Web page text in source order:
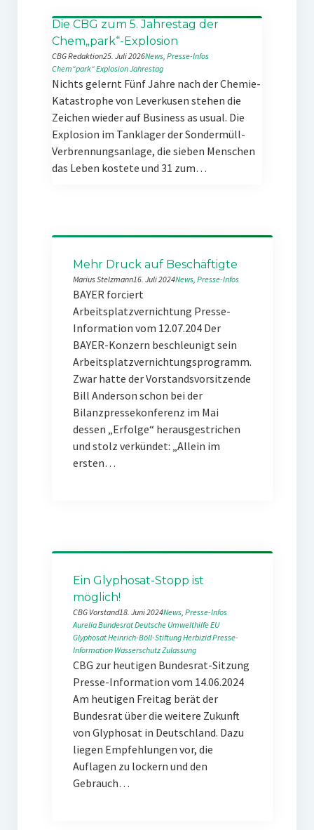
Die CBG zum 5. Jahrestag der
Chem„park“-Explosion
CBG Redaktion25. Juli 2026News, Presse-Infos
Chem“park“ExplosionJahrestag
Nichts gelernt Fünf Jahre nach der Chemie-
Katastrophe von Leverkusen stehen die
Zeichen wieder auf Business as usual. Die
Explosion im Tanklager der Sondermüll-
Verbrennungsanlage, die sieben Menschen
das Leben kostete und 31 zum…
Mehr Druck auf Beschäftigte
Marius Stelzmann16. Juli 2024News, Presse-Infos
BAYER forciert
Arbeitsplatzvernichtung Presse-
Information vom 12.07.204 Der
BAYER-Konzern beschleunigt sein
Arbeitsplatzvernichtungsprogramm.
Zwar hatte der Vorstandsvorsitzende
Bill Anderson schon bei der
Bilanzpressekonferenz im Mai
dessen „Erfolge“ herausgestrichen
und stolz verkündet: „Allein im
ersten…
Ein Glyphosat-Stopp ist
möglich!
CBG Vorstand18. Juni 2024News, Presse-Infos
AureliaBundesratDeutsche UmwelthilfeEU
GlyphosatHeinrich-Böll-StiftungHerbizidPresse-
Information WasserschutzZulassung
CBG zur heutigen Bundesrat-Sitzung
Presse-Information vom 14.06.2024
Am heutigen Freitag berät der
Bundesrat über die weitere Zukunft
von Glyphosat in Deutschland. Dazu
liegen Empfehlungen vor, die
Auflagen zu lockern und den
Gebrauch…